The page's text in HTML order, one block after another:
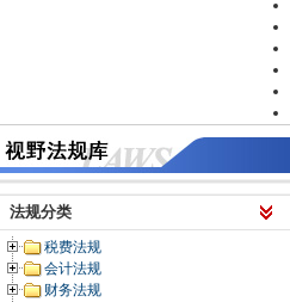
法规分类
税费法规
会计法规
财务法规